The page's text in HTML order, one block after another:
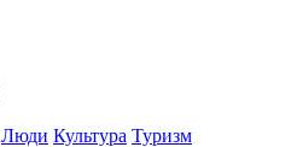
Люди Культура Туризм